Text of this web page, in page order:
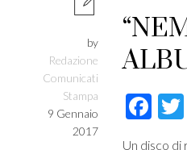
by
Redazione
Comunicati
Stampa
9 Gennaio
2017
Un disco di